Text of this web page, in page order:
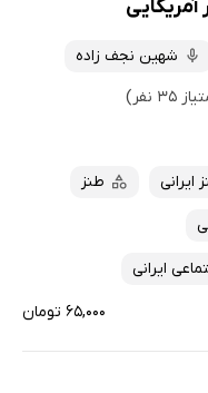
شهین نجف زاده
۳۵ نفر)
ایرانی طنز
ایرانی
۶۵,۰۰۰ تومان